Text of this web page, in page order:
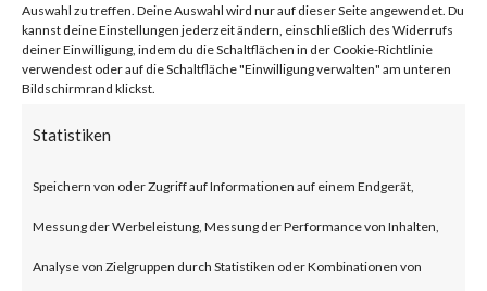
Auswahl zu treffen. Deine Auswahl wird nur auf dieser Seite angewendet. Du
kannst deine Einstellungen jederzeit ändern, einschließlich des Widerrufs
deiner Einwilligung, indem du die Schaltflächen in der Cookie-Richtlinie
verwendest oder auf die Schaltfläche "Einwilligung verwalten" am unteren
Bildschirmrand klickst.
Statistiken
Speichern von oder Zugriff auf Informationen auf einem Endgerät,
Messung der Werbeleistung, Messung der Performance von Inhalten,
Analyse von Zielgruppen durch Statistiken oder Kombinationen von
What is the Attack?
vulnerability that affects
WinRAR before version 6.23.
The vulnerability allows threat